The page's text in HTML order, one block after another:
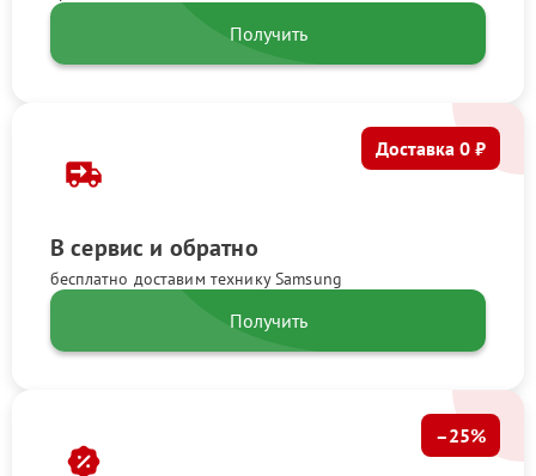
Получить
В сервис и обратно
бесплатно доставим технику Samsung
Доставка 0 ₽
Получить
–25%